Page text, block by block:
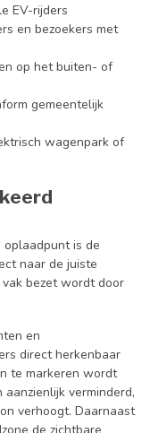
EV-rijders
en bezoekers met
op het buiten- of
gemeentelijk
wagenpark of
oplaadpunt is de
naar de juiste
bezet wordt door
en
direct herkenbaar
te markeren wordt
verminderd,
verhoogt. Daarnaast
de zichtbare